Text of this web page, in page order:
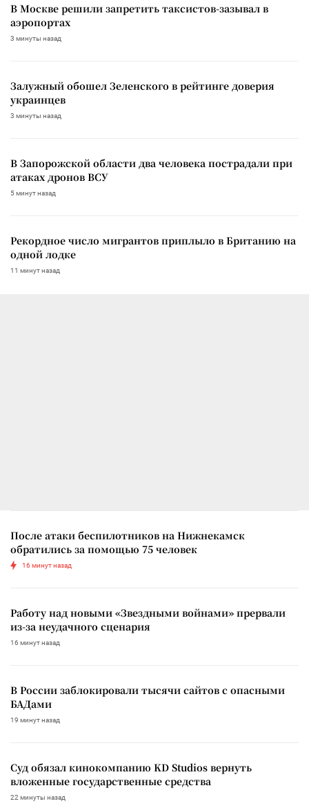
В Москве решили запретить таксистов-зазывал в
аэропортах
3 минуты назад
Залужный обошел Зеленского в рейтинге доверия
украинцев
3 минуты назад
В Запорожской области два человека пострадали при
атаках дронов ВСУ
5 минут назад
Рекордное число мигрантов приплыло в Британию на
одной лодке
11 минут назад
После атаки беспилотников на Нижнекамск
обратились за помощью 75 человек
16 минут назад
Работу над новыми «Звездными войнами» прервали
из-за неудачного сценария
16 минут назад
В России заблокировали тысячи сайтов с опасными
БАДами
19 минут назад
Суд обязал кинокомпанию KD Studios вернуть
вложенные государственные средства
22 минуты назад